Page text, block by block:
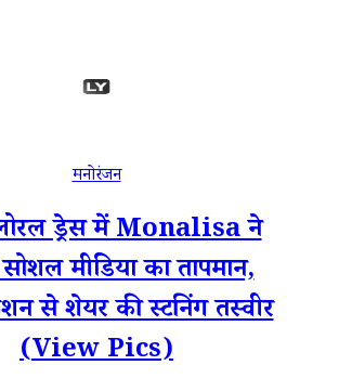
मनोरंजन
ड्रेस में Monalisa ने
मीडिया का तापमान,
से शेयर की स्टनिंग तस्वीर
(View Pics)